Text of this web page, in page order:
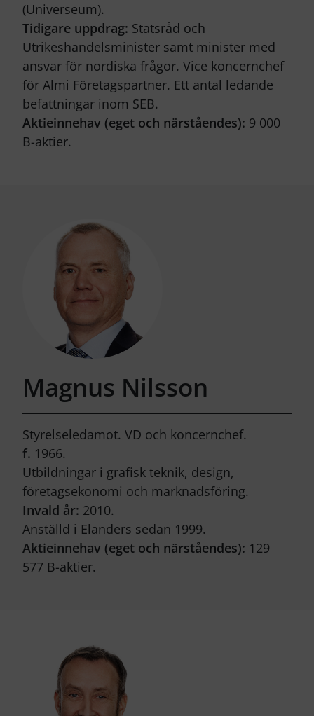
(Universeum).
Tidigare uppdrag: Statsråd och
Utrikeshandelsminister samt minister med
ansvar för nordiska frågor. Vice koncernchef
för Almi Företagspartner. Ett antal ledande
befattningar inom SEB.
Aktieinnehav (eget och närståendes): 9 000
B-aktier.
Magnus Nilsson
Styrelseledamot. VD och koncernchef.
f. 1966.
Utbildningar i grafisk teknik, design,
företagsekonomi och marknadsföring.
Invald år: 2010.
Anställd i Elanders sedan 1999.
Aktieinnehav (eget och närståendes): 129
577 B-aktier.